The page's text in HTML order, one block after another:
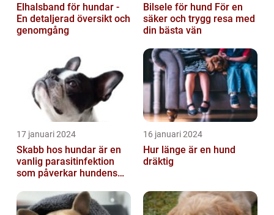
Elhalsband för hundar -
En detaljerad översikt och
genomgång
Bilsele för hund För en
säker och trygg resa med
din bästa vän
17 januari 2024
Skabb hos hundar är en
vanlig parasitinfektion
som påverkar hundens
16 januari 2024
Hur länge är en hund
dräktig